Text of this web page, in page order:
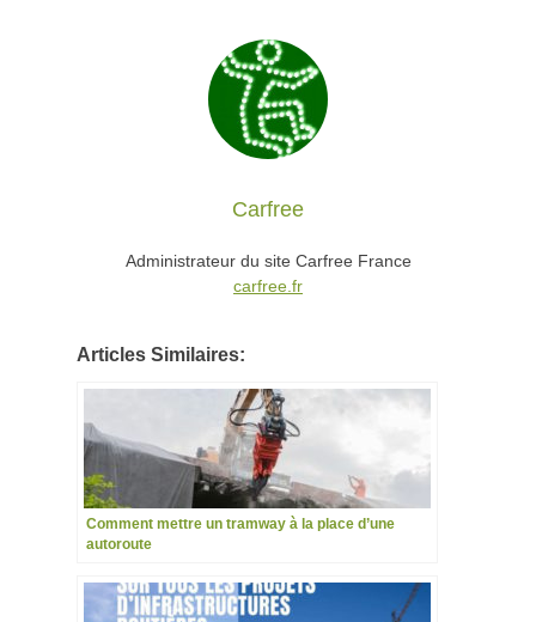
Carfree
Administrateur du site Carfree France
carfree.fr
Articles Similaires:
Comment mettre un tramway à la place d’une
autoroute